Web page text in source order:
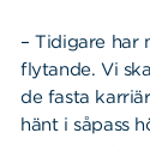
– Tidigare har
flytande. Vi
de fasta
hänt i såpass